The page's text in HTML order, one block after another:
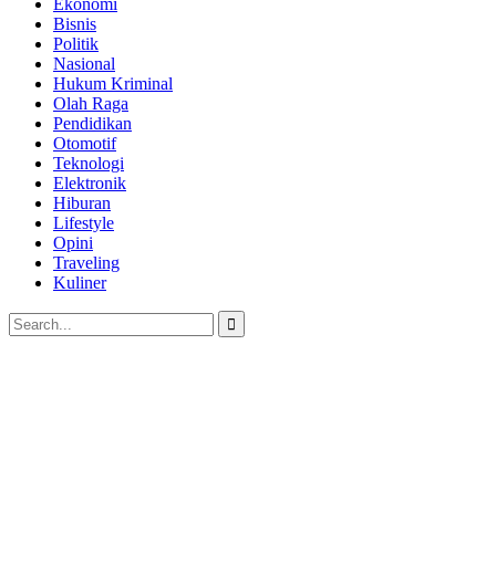
Ekonomi
Bisnis
Politik
Nasional
Hukum Kriminal
Olah Raga
Pendidikan
Otomotif
Teknologi
Elektronik
Hiburan
Lifestyle
Opini
Traveling
Kuliner